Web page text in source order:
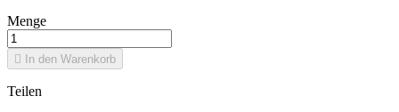
Menge
 In den Warenkorb
Teilen